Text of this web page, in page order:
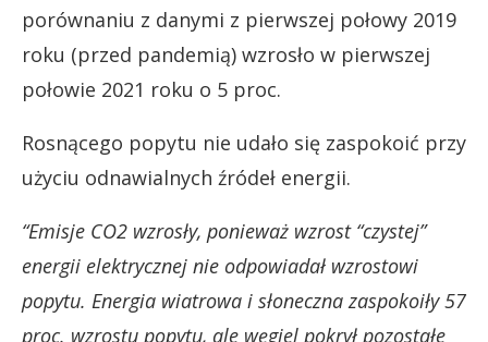
porównaniu z danymi z pierwszej połowy 2019
roku (przed pandemią) wzrosło w pierwszej
połowie 2021 roku o 5 proc.
Rosnącego popytu nie udało się zaspokoić przy
użyciu odnawialnych źródeł energii.
“Emisje CO2 wzrosły, ponieważ wzrost “czystej”
energii elektrycznej nie odpowiadał wzrostowi
popytu. Energia wiatrowa i słoneczna zaspokoiły 57
proc. wzrostu popytu, ale węgiel pokrył pozostałe